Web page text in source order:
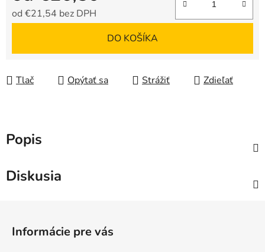
od €21,54 bez DPH
DO KOŠÍKA
Tlač Opýtať sa Strážiť Zdieľať
Popis
Diskusia
Informácie pre vás